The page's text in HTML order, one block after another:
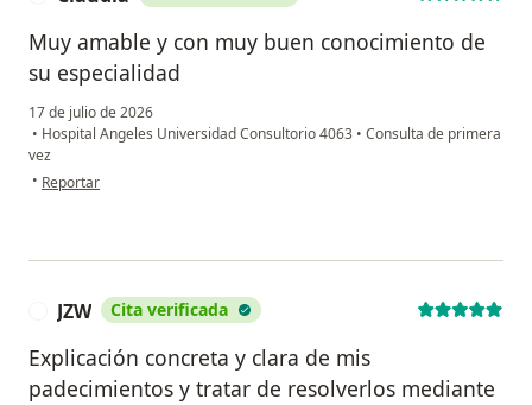
Muy amable y con muy buen conocimiento de
su especialidad
17 de julio de 2026
• Hospital Angeles Universidad Consultorio 4063 • Consulta de primera
vez
• en opinión del usuario Claudia
Reportar
JZW Cita verificada
Explicación concreta y clara de mis
padecimientos y tratar de resolverlos mediante